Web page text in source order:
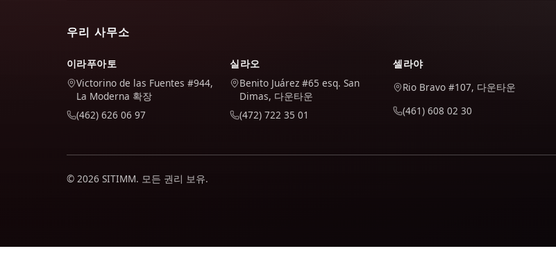
우리 사무소
이라푸아토
Victorino de las Fuentes #944,
La Moderna 확장
(462) 626 06 97
실라오
Benito Juárez #65 esq. San
Dimas, 다운타운
(472) 722 35 01
셀라야
Rio Bravo #107, 다운타운
(461) 608 02 30
© 2026 SITIMM. 모든 권리 보유.